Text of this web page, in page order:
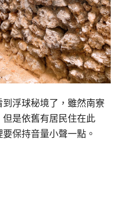
浮球秘境了，雖然南寮
是依舊有居民住在此
保持音量小聲一點。